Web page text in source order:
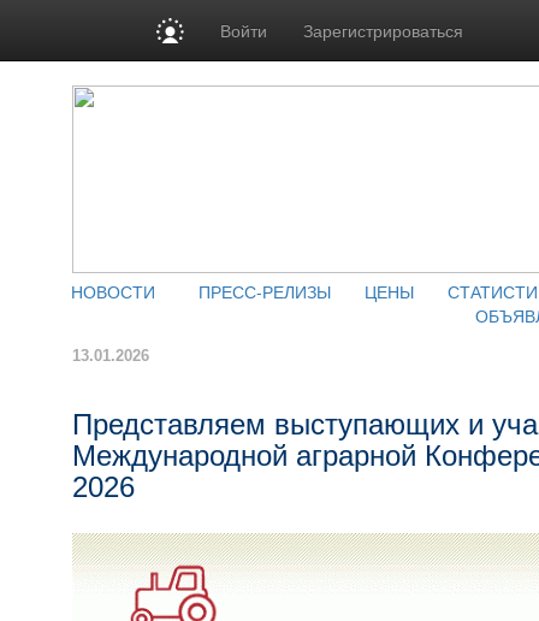
Войти Зарегистрироваться
НОВОСТИ ПРЕСС-РЕЛИЗЫ ЦЕНЫ
13.01.2026
Представляем выступающих и
Международной аграрной
2026